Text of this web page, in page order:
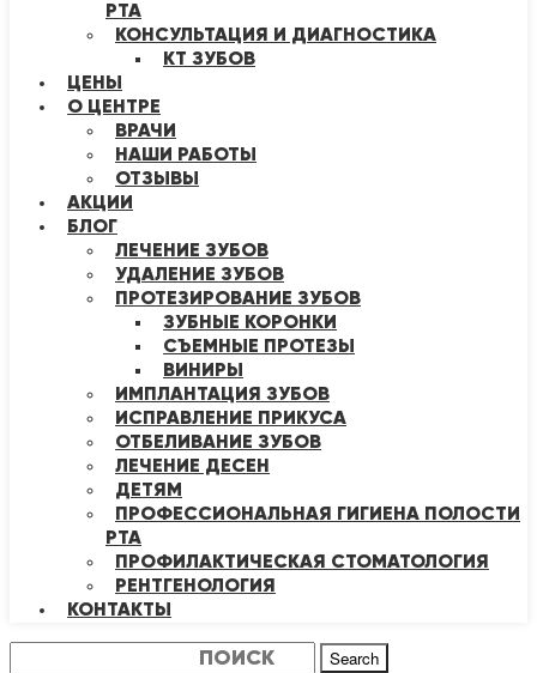
РТА
КОНСУЛЬТАЦИЯ И ДИАГНОСТИКА
КТ ЗУБОВ
ЦЕНЫ
О ЦЕНТРЕ
ВРАЧИ
НАШИ РАБОТЫ
ОТЗЫВЫ
АКЦИИ
БЛОГ
ЛЕЧЕНИЕ ЗУБОВ
УДАЛЕНИЕ ЗУБОВ
ПРОТЕЗИРОВАНИЕ ЗУБОВ
ЗУБНЫЕ КОРОНКИ
СЪЕМНЫЕ ПРОТЕЗЫ
ВИНИРЫ
ИМПЛАНТАЦИЯ ЗУБОВ
ИСПРАВЛЕНИЕ ПРИКУСА
ОТБЕЛИВАНИЕ ЗУБОВ
ЛЕЧЕНИЕ ДЕСЕН
ДЕТЯМ
ПРОФЕССИОНАЛЬНАЯ ГИГИЕНА ПОЛОСТИ
РТА
ПРОФИЛАКТИЧЕСКАЯ СТОМАТОЛОГИЯ
РЕНТГЕНОЛОГИЯ
КОНТАКТЫ
Search